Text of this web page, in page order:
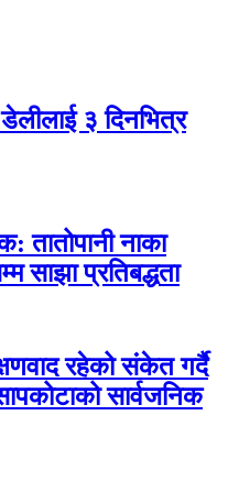
३ दिनभित्र
तातोपानी नाका
साझा प्रतिबद्धता
रहेको संकेत गर्दै
सार्वजनिक